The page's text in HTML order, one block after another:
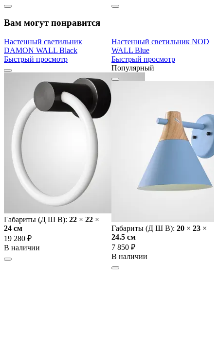
Вам могут понравится
Настенный светильник
DAMON WALL Black
Быстрый просмотр
Габариты (Д Ш В): 22 × 22 ×
24 cм
19 280 ₽
В наличии
Настенный светильник NOD
WALL Blue
Быстрый просмотр
Популярный
Габариты (Д Ш В): 20 × 23 ×
24.5 cм
7 850 ₽
В наличии